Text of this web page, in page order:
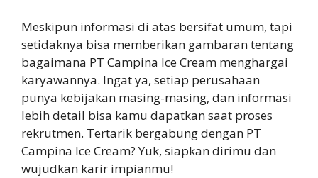
Meskipun informasi di atas bersifat umum, tapi
setidaknya bisa memberikan gambaran tentang
bagaimana PT Campina Ice Cream menghargai
karyawannya. Ingat ya, setiap perusahaan
punya kebijakan masing-masing, dan informasi
lebih detail bisa kamu dapatkan saat proses
rekrutmen. Tertarik bergabung dengan PT
Campina Ice Cream? Yuk, siapkan dirimu dan
wujudkan karir impianmu!